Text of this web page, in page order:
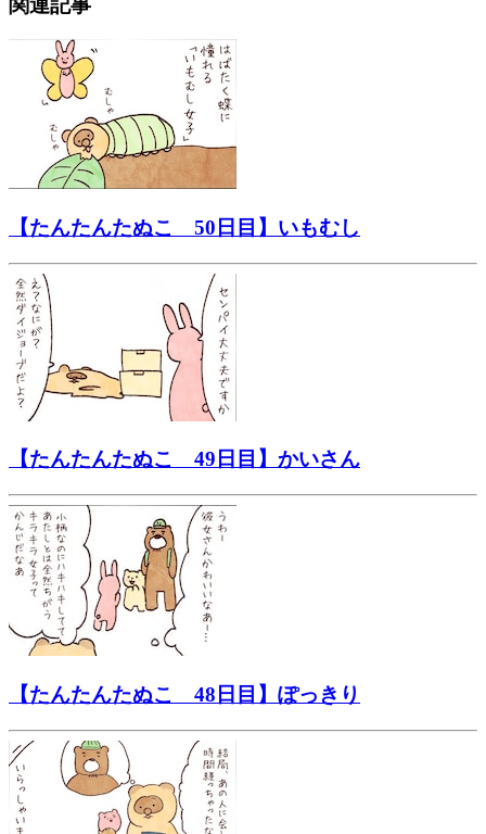
【たんたんたぬこ 50日目】いもむし
【たんたんたぬこ 49日目】かいさん
【たんたんたぬこ 48日目】ぽっきり